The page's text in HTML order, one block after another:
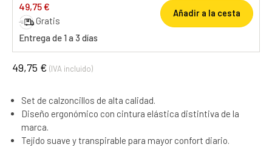
49,75 €
Gratis
Entrega de 1 a 3 días
Añadir a la cesta
49,75 € (IVA incluido)
Set de calzoncillos de alta calidad.
Diseño ergonómico con cintura elástica distintiva de la
marca.
Tejido suave y transpirable para mayor confort diario.